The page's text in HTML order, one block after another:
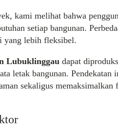
kami melihat bahwa
setiap bangunan.
yang lebih fleksibel.
Lubuklinggau dapat
letak bangunan. Pendekatan
sekaligus memaksimalkan